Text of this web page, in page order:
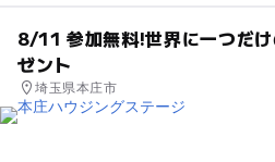
8/11 参加無料!世界に一つだ
ゼント
埼玉県本庄市